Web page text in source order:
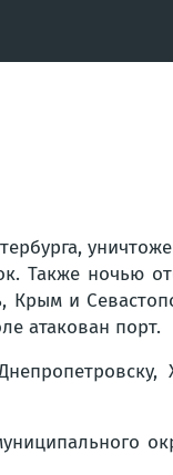
Также ночью
Крым и
атакован порт.